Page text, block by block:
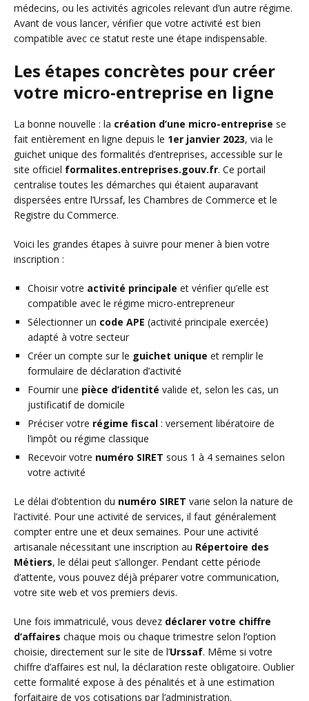
médecins, ou les activités agricoles relevant d’un autre régime.
Avant de vous lancer, vérifier que votre activité est bien
compatible avec ce statut reste une étape indispensable.
Les étapes concrètes pour créer
votre micro-entreprise en ligne
La bonne nouvelle : la création d’une micro-entreprise se
fait entièrement en ligne depuis le 1er janvier 2023, via le
guichet unique des formalités d’entreprises, accessible sur le
site officiel formalites.entreprises.gouv.fr. Ce portail
centralise toutes les démarches qui étaient auparavant
dispersées entre l’Urssaf, les Chambres de Commerce et le
Registre du Commerce.
Voici les grandes étapes à suivre pour mener à bien votre
inscription :
Choisir votre activité principale et vérifier qu’elle est
compatible avec le régime micro-entrepreneur
Sélectionner un code APE (activité principale exercée)
adapté à votre secteur
Créer un compte sur le guichet unique et remplir le
formulaire de déclaration d’activité
Fournir une pièce d’identité valide et, selon les cas, un
justificatif de domicile
Préciser votre régime fiscal : versement libératoire de
l’impôt ou régime classique
Recevoir votre numéro SIRET sous 1 à 4 semaines selon
votre activité
Le délai d’obtention du numéro SIRET varie selon la nature de
l’activité. Pour une activité de services, il faut généralement
compter entre une et deux semaines. Pour une activité
artisanale nécessitant une inscription au Répertoire des
Métiers, le délai peut s’allonger. Pendant cette période
d’attente, vous pouvez déjà préparer votre communication,
votre site web et vos premiers devis.
Une fois immatriculé, vous devez déclarer votre chiffre
d’affaires chaque mois ou chaque trimestre selon l’option
choisie, directement sur le site de l’Urssaf. Même si votre
chiffre d’affaires est nul, la déclaration reste obligatoire. Oublier
cette formalité expose à des pénalités et à une estimation
forfaitaire de vos cotisations par l’administration.